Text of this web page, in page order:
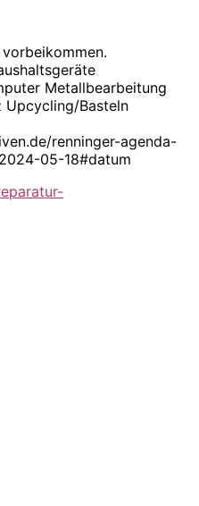
Metallbearbeitung
Upcycling/Basteln
renninger-agenda-
05-18#datum